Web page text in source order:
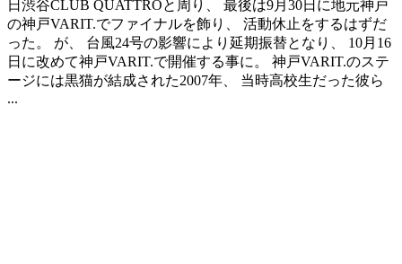
日渋谷CLUB QUATTROと周り、 最後は9月30日に地元神戸
の神戸VARIT.でファイナルを飾り、 活動休止をするはずだ
った。 が、 台風24号の影響により延期振替となり、 10月16
日に改めて神戸VARIT.で開催する事に。 神戸VARIT.のステ
ージには黒猫が結成された2007年、 当時高校生だった彼ら
...